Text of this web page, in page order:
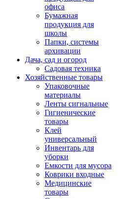
офиса
Бумажная
продукция для
школы
Папки, системы
архивации
Дача, сад и огород
Садовая техника
Хозяйственные товары
Упаковочные
материалы
Ленты сигнальные
Гигиенические
товары
Клей
универсальный
Инвентарь для
уборки
Емкости для мусора
Коврики входные
Медицинские
товары